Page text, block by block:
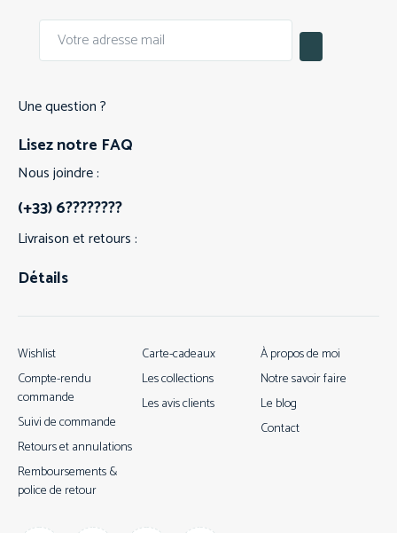
Une question ?
Lisez notre FAQ
Nous joindre :
(+33) 6????????
Livraison et retours :
Détails
À propos de moi
Notre savoir faire
Le blog
Contact
Carte-cadeaux
Les collections
Les avis clients
Wishlist
Compte-rendu
commande
Suivi de commande
Retours et annulations
Remboursements &
police de retour